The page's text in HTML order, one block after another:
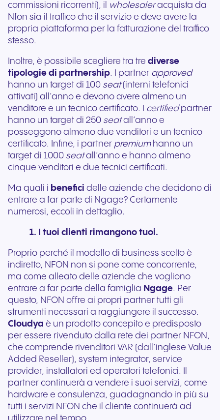
commissioni ricorrenti), il wholesaleracquista da
Nfon sia il traffico che il servizio e deve avere la
propria piattaforma per la fatturazione del traffico
stesso.
Inoltre, è possibile scegliere tra tre diverse
tipologie di partnership. I partner approved
hanno un target di 100 seat(interni telefonici
attivati) all’anno e devono avere almeno un
venditore e un tecnico certificato. I certifiedpartner
hanno un target di 250 seatall’anno e
posseggono almeno due venditori e un tecnico
certificato. Infine, i partner premiumhanno un
target di 1000 seatall’anno e hanno almeno
cinque venditori e due tecnici certificati.
Ma quali i benefici delle aziende che decidono di
entrare a far parte di Ngage? Certamente
numerosi, eccoli in dettaglio.
1. I tuoi clienti rimangono tuoi.
Proprio perché il modello di business scelto è
indiretto, NFON non si pone come concorrente,
ma come alleato delle aziende che vogliono
entrare a far parte della famiglia Ngage. Per
questo, NFON offre ai propri partner tutti gli
strumenti necessari a raggiungere il successo.
Cloudya è un prodotto concepito e predisposto
per essere rivenduto dalla rete dei partner NFON,
che comprende rivenditori VAR (dall’inglese Value
Added Reseller), system integrator, service
provider, installatori ed operatori telefonici. Il
partner continuerà a vendere i suoi servizi, come
hardware e consulenza, guadagnando in più su
tutti i servizi NFON che il cliente continuerà ad